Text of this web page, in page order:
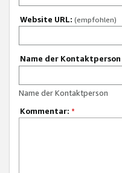
Website URL: (empfohlen)
Name der Kontaktperson
Name der Kontaktperson
Kommentar: *